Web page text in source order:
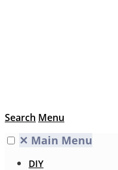
Search Menu
✕ Main Menu
DIY